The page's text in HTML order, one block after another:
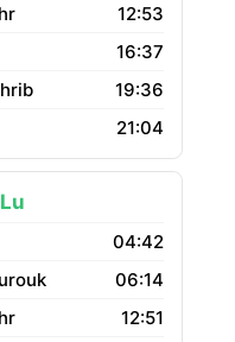
12:53
16:37
19:36
21:04
04:42
06:14
12:51